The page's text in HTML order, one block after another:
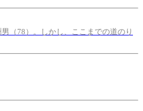
（78）。しかし、ここまでの道のり